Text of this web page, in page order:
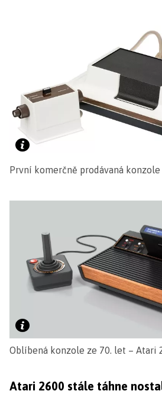
První komerčně prodávaná konzole
Oblíbená konzole ze 70. let – Atari
Atari 2600 stále táhne